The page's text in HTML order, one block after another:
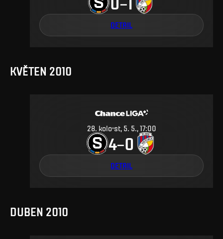
DETAIL
KVĚTEN 2010
28. kolo st, 5. 5., 17:00
4–0
DETAIL
DUBEN 2010